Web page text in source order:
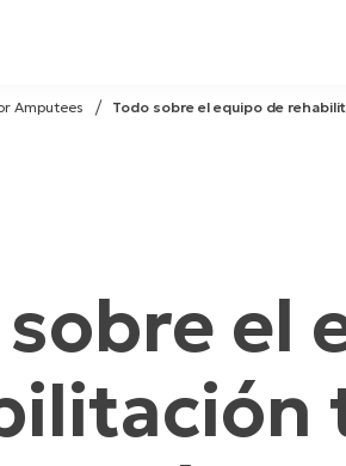
Todo sobre el equipo de
Amputees
el